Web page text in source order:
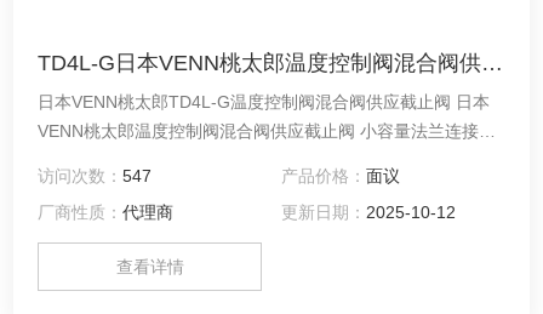
TD4L-G日本VENN桃太郎温度控制阀混合阀供应截止阀
日本VENN桃太郎TD4L-G温度控制阀混合阀供应截止阀 日本
VENN桃太郎温度控制阀混合阀供应截止阀 小容量法兰连接式
阀门泄漏的场合，小容量和小型设备。
访问次数：547 产品价格： 面议
厂商性质：代理商 更新日期： 2025-10-12
查看详情